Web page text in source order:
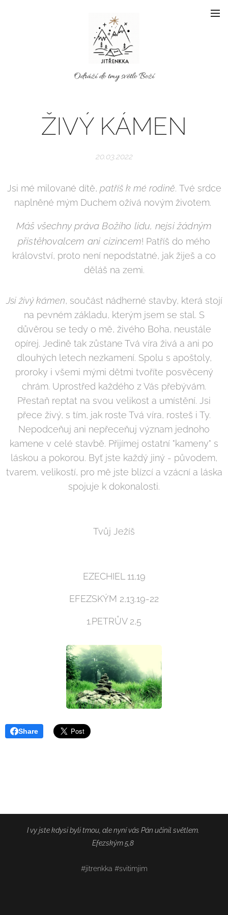
Odráží do tmy světlo Boží
ŽIVÝ KÁMEN
20.03.2022
Jsi mé milované dítě, patříš k mé rodině. Tvé srdce
naplněné mým Duchem ožívá novým životem.
Máš všechny práva Božího lidu, nejsi žádným
přistěhovalcem ani cizincem! Patříš do mého
království, proto není nepodstatné, jak žiješ a co
děláš na zemi.
Jsi živý kámen, součást nádherné stavby, která stojí
na pevném základu, kterým jsem se stal. S
důvěrou se tedy o mě, živého Boha, neustále
opírej. Jedině tak zůstane Tvá víra živá a ani po
dlouhých letech nezkamení. Spolu s apoštoly,
proroky i všemi mými dětmi tvoříte posvěcený
chrám. Uprostřed každého z Vás přebývám.
Přestaň reptat na svou velikost a umístění. Jsi
přece živý, s tím, jak roste Tvá víra, rosteš i Ty.
Nepodceňuj ani nepřeceňuj význam jednoho
kamene v celé stavbě. Přijímej ostatní "kameny" s
láskou a pokorou. Byť jste každý jiný - původem,
tvarem, velikostí, pro mě jste blízcí a vzácní a láska
spojuje k dokonalosti.
Tvůj Ježíš
EZECHIEL 11,19
EFEZSKÝM 2,13.19-22
1.PETRŮV 2,5
Share
I vy jste kdysi byli tmou, ale nyní vás Pán učinil světlem.
Efezským 5,8
#jitrenkka #svitimjim